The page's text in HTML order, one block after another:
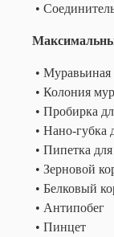
•
• Муравьиная
• Колония
• Пробирка
• Нано-губка
• Пипетка
• Зерновой
• Белковый
• Антипобег
• Пинцет